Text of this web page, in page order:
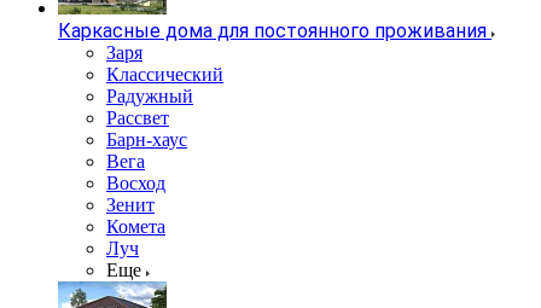
Каркасные дома для постоянного проживания
Заря
Классический
Радужный
Рассвет
Барн-хаус
Вега
Восход
Зенит
Комета
Луч
Еще